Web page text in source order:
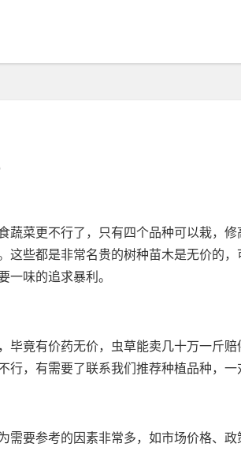
蔬菜更不行了，只有四个品种可以栽，
这些都是非常名贵的树种苗木是无价的
味的追求暴利。
毕竟有价药无价，虫草能卖几十万一斤
，有需要了联系我们推荐种植品种，一
需要参考的因素非常多，如市场价格、政